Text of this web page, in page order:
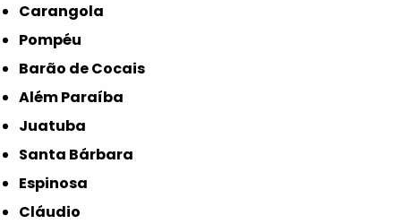
Carangola
Pompéu
Barão de Cocais
Além Paraíba
Juatuba
Santa Bárbara
Espinosa
Cláudio